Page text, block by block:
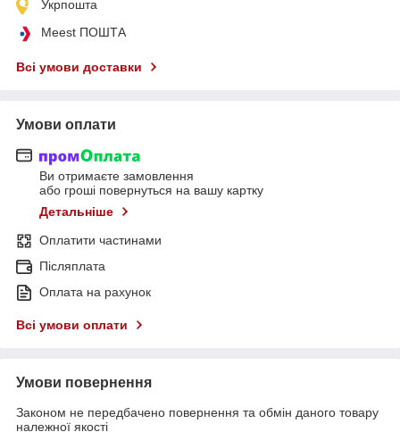
Укрпошта
Meest ПОШТА
Всі умови доставки
Умови оплати
Ви отримаєте замовлення
або гроші повернуться на вашу картку
Детальніше
Оплатити частинами
Післяплата
Оплата на рахунок
Всі умови оплати
Умови повернення
Законом не передбачено повернення та обмін даного товару
належної якості